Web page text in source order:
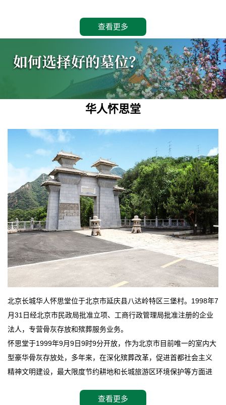
查看更多
华人怀思堂
北京长城华人怀思堂位于北京市延庆县八达岭特区三堡村。1998年7
月31日经北京市民政局批准立项、工商行政管理局批准注册的企业
法人，专营骨灰存放和殡葬服务业务。
怀思堂于1999年9月9日9时9分开放，作为北京市目前唯一的室内大
型豪华骨灰存放处，多年来，在深化殡葬改革，促进首都社会主义
精神文明建设，最大限度节约耕地和长城旅游区环境保护等方面进
怀思堂辖区面积15万平方米，整体建筑面积5．8万平方米。主体建
查看更多